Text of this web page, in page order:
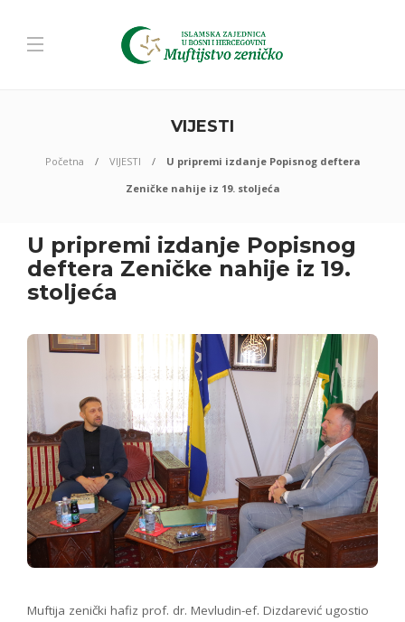
VIJESTI
Početna VIJESTI
U pripremi izdanje Popisnog deftera
Zeničke nahije iz 19. stoljeća
U pripremi izdanje Popisnog
deftera Zeničke nahije iz 19.
stoljeća
Muftija zenički hafiz prof. dr. Mevludin-ef. Dizdarević ugostio